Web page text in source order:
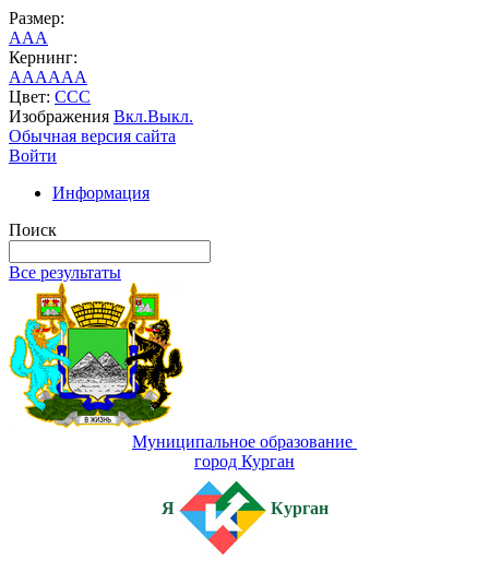
Размер:
AAA
Кернинг:
AAAAAA
Цвет: CCC
Изображения Вкл.Выкл.
Обычная версия сайта
Войти
Информация
Поиск
Все результаты
Муниципальное образование
город Курган
Я Курган